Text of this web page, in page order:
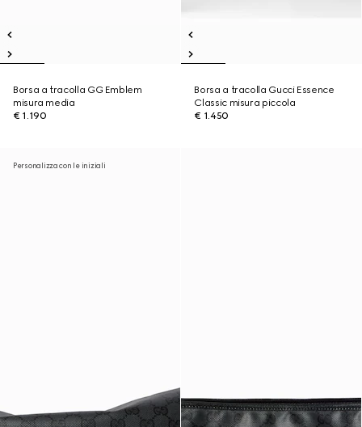
Borsa a tracolla GG Emblem
misura media
€ 1.190
Borsa a tracolla Gucci Essence
Classic misura piccola
€ 1.450
Personalizza con le iniziali